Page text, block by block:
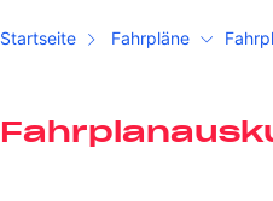
Startseite Fahrpläne